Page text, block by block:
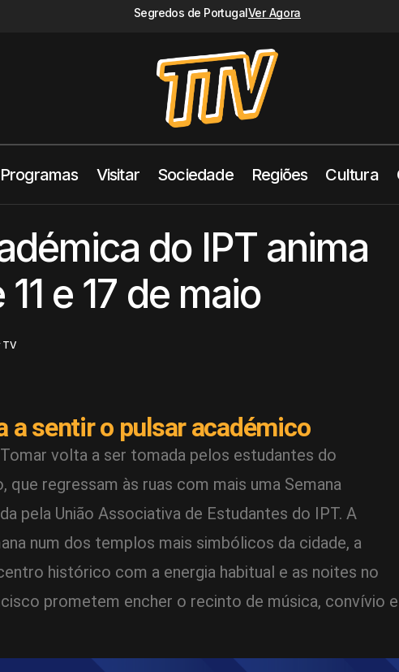
Segredos de PortugalVer Agora
Programas Visitar Sociedade Regiões Cultura
Sociedade Semana Académica do IPT anima Tomar entre 11 e 17 de
do IPT anima
e 17 de maio
TV
a sentir o pulsar académico
volta a ser tomada pelos estudantes do
regressam às ruas com mais uma Semana
pela União Associativa de Estudantes do IPT. A
num dos templos mais simbólicos da cidade, a
histórico com a energia habitual e as noites no
prometem encher o recinto de música, convívio e